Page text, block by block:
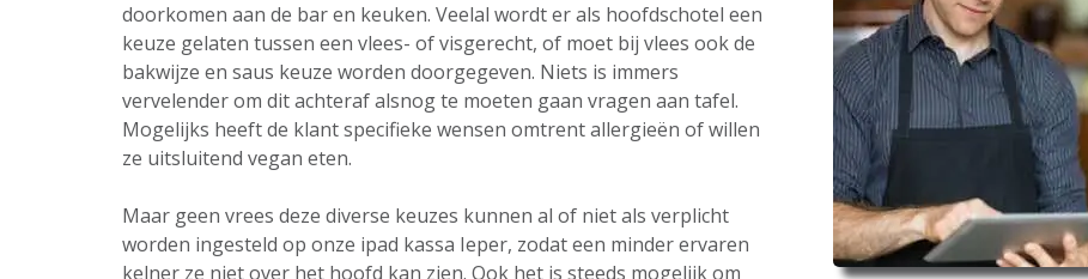
doorkomen aan de bar en keuken. Veelal wordt er als hoofdschotel een
keuze gelaten tussen een vlees- of visgerecht, of moet bij vlees ook de
bakwijze en saus keuze worden doorgegeven. Niets is immers
vervelender om dit achteraf alsnog te moeten gaan vragen aan tafel.
Mogelijks heeft de klant specifieke wensen omtrent allergieën of willen
ze uitsluitend vegan eten.
Maar geen vrees deze diverse keuzes kunnen al of niet als verplicht
worden ingesteld op onze ipad kassa Ieper, zodat een minder ervaren
kelner ze niet over het hoofd kan zien. Ook het is steeds mogelijk om